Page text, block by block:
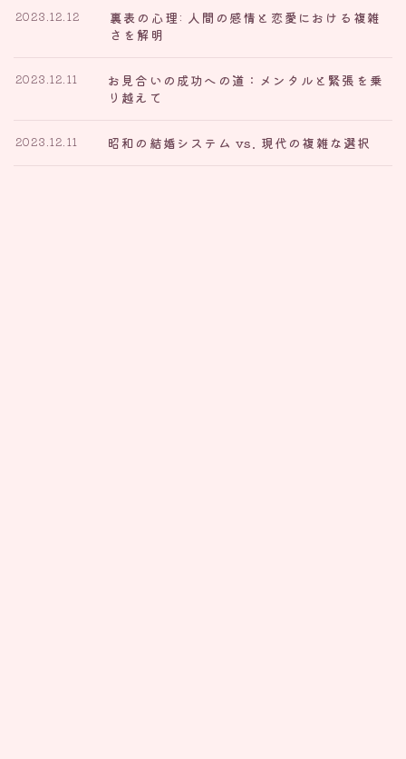
裏表の心理: 人間の感情と恋愛における複雑
さを解明
2023.12.12
お見合いの成功への道：メンタルと緊張を乗
り越えて
2023.12.11
昭和の結婚システム vs. 現代の複雑な選択
2023.12.11